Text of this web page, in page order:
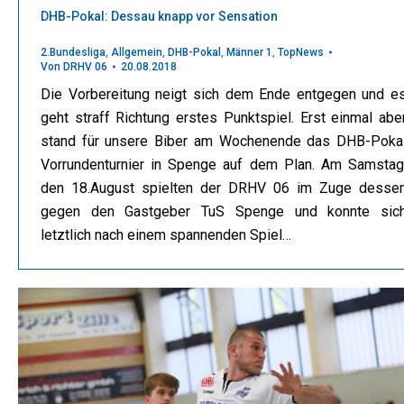
DHB-Pokal: Dessau knapp vor Sensation
2.Bundesliga, Allgemein, DHB-Pokal , Männer 1 , TopNews
Von DRHV 06 20.08.2018
Die Vorbereitung neigt sich dem Ende entgegen und
geht straff Richtung erstes Punktspiel. Erst einmal
stand für unsere Biber am Wochenende das DHB-
Vorrundenturnier in Spenge auf dem Plan. Am
den 18.August spielten der DRHV 06 im Zuge
gegen den Gastgeber TuS Spenge und konnte
letztlich nach einem spannenden Spiel…